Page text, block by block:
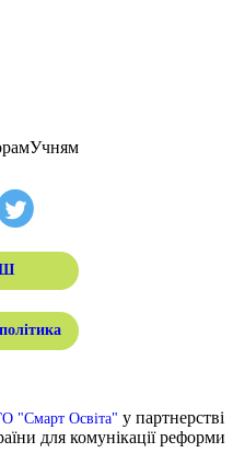
Учням
"Смарт Освіта" у партнерстві
для комунікації реформи